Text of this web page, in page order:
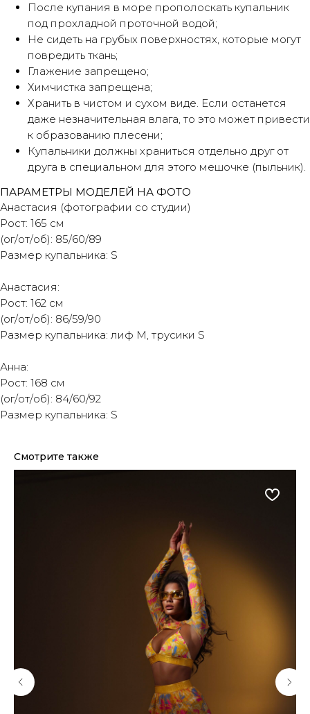
После купания в море прополоскать купальник
под прохладной проточной водой;
Не сидеть на грубых поверхностях, которые могут
повредить ткань;
Глажение запрещено;
Химчистка запрещена;
Хранить в чистом и сухом виде. Если останется
даже незначительная влага, то это может привести
к образованию плесени;
Купальники должны храниться отдельно друг от
друга в специальном для этого мешочке (пыльник).
ПАРАМЕТРЫ МОДЕЛЕЙ НА ФОТО
Анастасия (фотографии со студии)
Рост: 165 см
(ог/от/об): 85/60/89
Размер купальника: S
Анастасия:
Рост: 162 см
(ог/от/об): 86/59/90
Размер купальника: лиф M, трусики S
Анна:
Рост: 168 см
(ог/от/об): 84/60/92
Размер купальника: S
Смотрите также